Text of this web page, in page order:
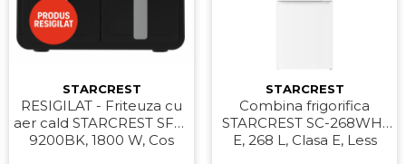
STARCREST
RESIGILAT - Friteuza cu
aer cald STARCREST SFR-
9200BK, 1800 W, Cos
STARCREST
Combina frigorifica
STARCREST SC-268WH-
E, 268 L, Clasa E, Less